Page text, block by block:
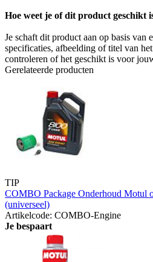
Hoe weet je of dit product geschikt
Je schaft dit product aan op basis van
specificaties, afbeelding of titel van
controleren of het geschikt is voor
Gerelateerde producten
TIP
COMBO Package Onderhoud Motul
(universeel)
Artikelcode: COMBO-Engine
Je bespaart